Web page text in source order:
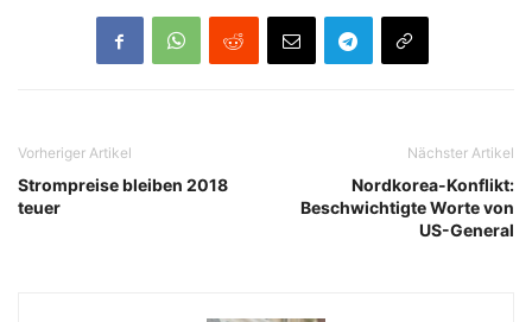
Vorheriger Artikel
Strompreise bleiben 2018
teuer
Nächster Artikel
Nordkorea-Konflikt:
Beschwichtigte Worte von
US-General